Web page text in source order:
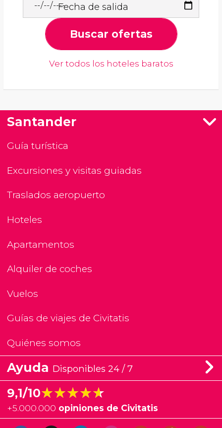
Fecha de salida
Buscar ofertas
Ver todos los hoteles baratos
Santander
Guía turística
Excursiones y visitas guiadas
Traslados aeropuerto
Hoteles
Apartamentos
Alquiler de coches
Vuelos
Guías de viajes de Civitatis
Quiénes somos
Ayuda Disponibles 24 / 7
9,1/10★★★★★
★★★★★
+5.000.000 opiniones de Civitatis